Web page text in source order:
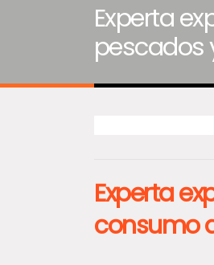
Experta
pescados
Experta
consumo